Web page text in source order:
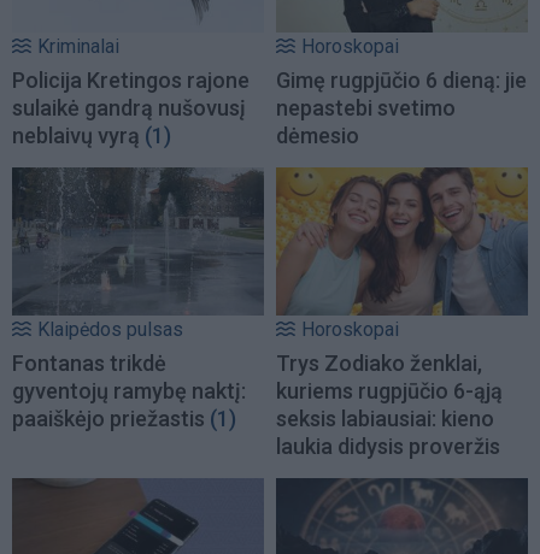
Kriminalai
Policija Kretingos rajone
sulaikė gandrą nušovusį
neblaivų vyrą (1)
Horoskopai
Gimę rugpjūčio 6 dieną: jie
nepastebi svetimo
dėmesio
Klaipėdos pulsas
Fontanas trikdė
gyventojų ramybę naktį:
paaiškėjo priežastis (1)
Horoskopai
Trys Zodiako ženklai,
kuriems rugpjūčio 6-ąją
seksis labiausiai: kieno
laukia didysis proveržis